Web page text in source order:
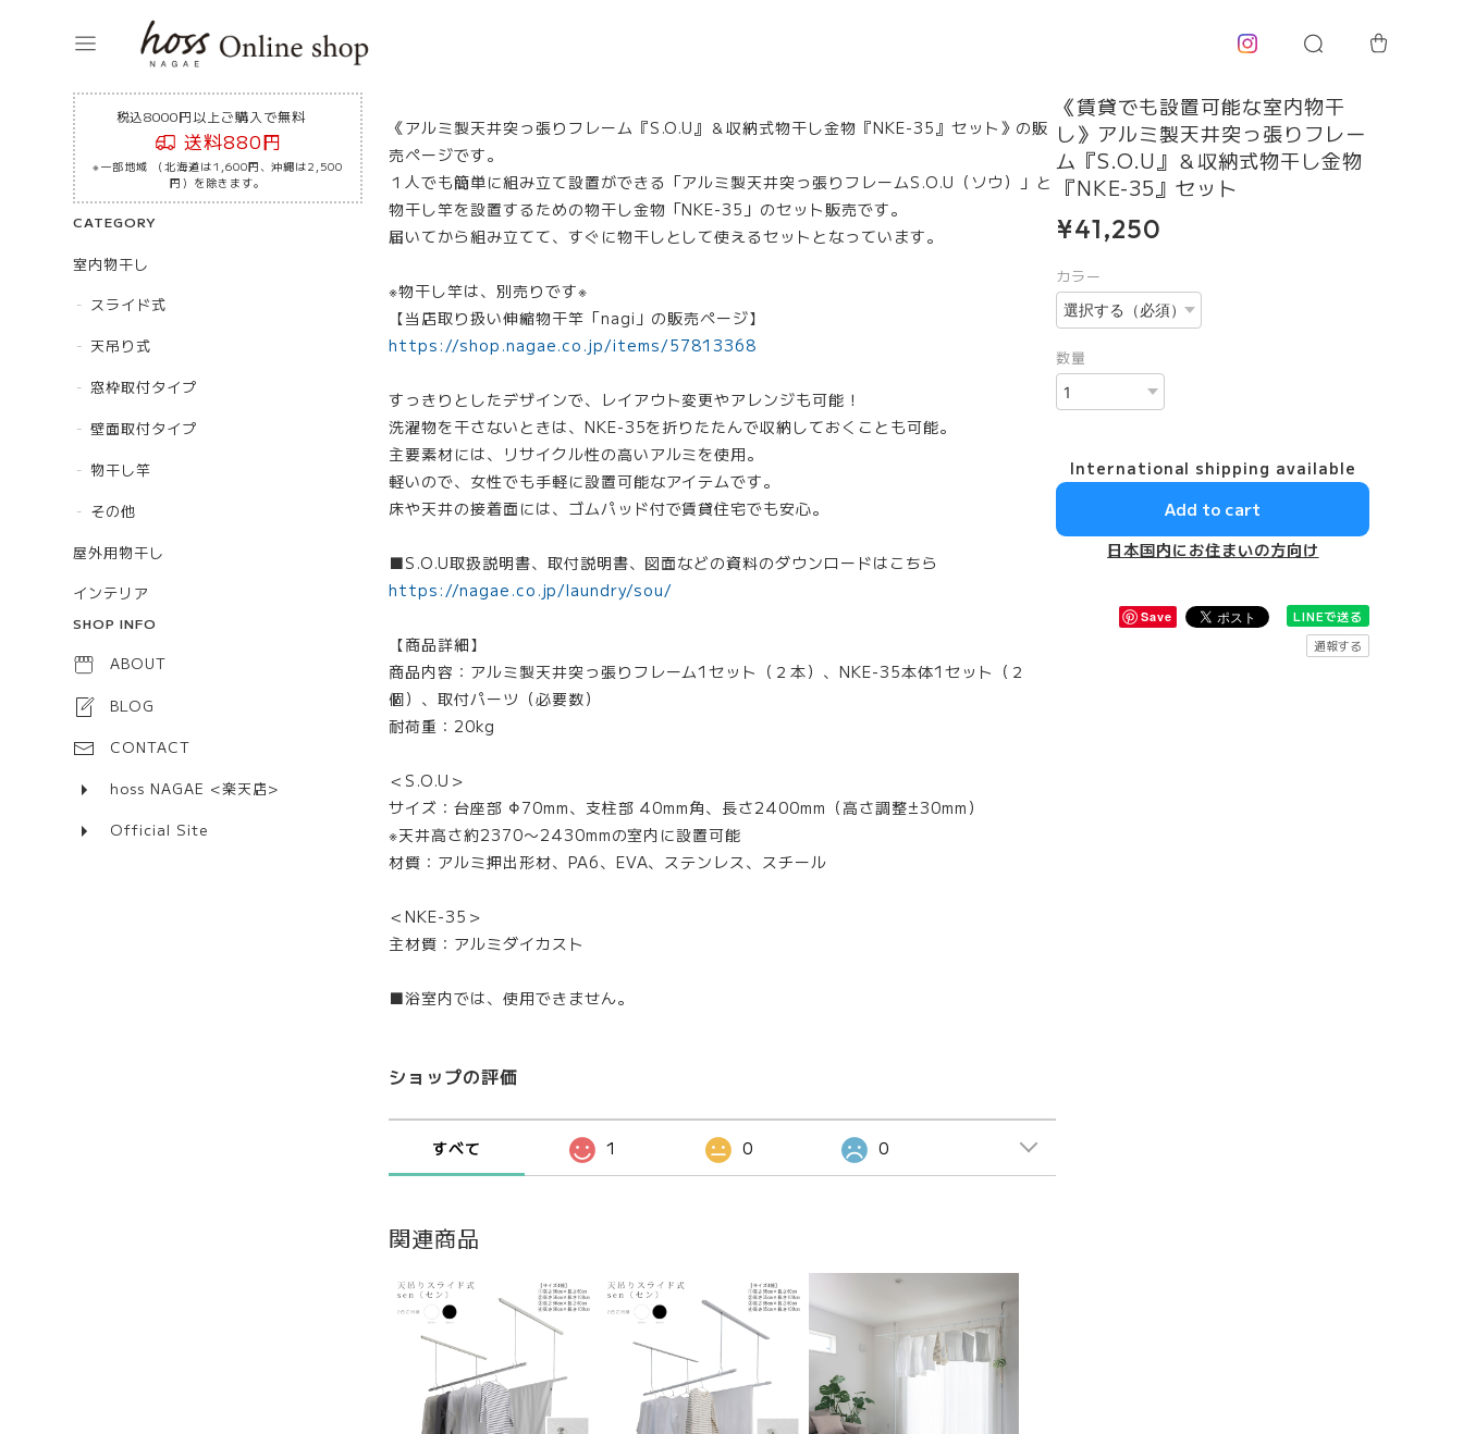
税込8000円以上ご購入で無料
送料880円
※一部地域 （北海道は1,600円、沖縄は2,500
円）を除きます。
CATEGORY
室内物干し
スライド式
天吊り式
窓枠取付タイプ
壁面取付タイプ
物干し竿
その他
屋外用物干し
インテリア
SHOP INFO
ABOUT
BLOG
CONTACT
hoss NAGAE <楽天店>
Official Site
《アルミ製天井突っ張りフレーム『S.O.U』＆収納式物干し金物『NKE-35』セット》の販
売ページです。
１人でも簡単に組み立て設置ができる「アルミ製天井突っ張りフレームS.O.U（ソウ）」と
物干し竿を設置するための物干し金物「NKE-35」のセット販売です。
届いてから組み立てて、すぐに物干しとして使えるセットとなっています。
※物干し竿は、別売りです※
【当店取り扱い伸縮物干竿「nagi」の販売ページ】
https://shop.nagae.co.jp/items/57813368
すっきりとしたデザインで、レイアウト変更やアレンジも可能！
洗濯物を干さないときは、NKE-35を折りたたんで収納しておくことも可能。
主要素材には、リサイクル性の高いアルミを使用。
軽いので、女性でも手軽に設置可能なアイテムです。
床や天井の接着面には、ゴムパッド付で賃貸住宅でも安心。
■S.O.U取扱説明書、取付説明書、図面などの資料のダウンロードはこちら
https://nagae.co.jp/laundry/sou/
【商品詳細】
商品内容：アルミ製天井突っ張りフレーム1セット（２本）、NKE-35本体1セット（２
個）、取付パーツ（必要数）
耐荷重：20kg
＜S.O.U＞
サイズ：台座部 Φ70mm、⽀柱部 40mm⾓、⻑さ2400mm（⾼さ調整±30mm）
※天井⾼さ約2370〜2430mmの室内に設置可能
材質：アルミ押出形材、PA6、EVA、ステンレス、スチール
＜NKE-35＞
主材質：アルミダイカスト
■浴室内では、使用できません。
《賃貸でも設置可能な室内物干
し》アルミ製天井突っ張りフレー
ム『S.O.U』＆収納式物干し金物
『NKE-35』セット
¥41,250
カラー
数量
International shipping available
Add to cart
日本国内にお住まいの方向け
Save
LINEで送る
通報する
ショップの評価
すべて 1 0 0
関連商品